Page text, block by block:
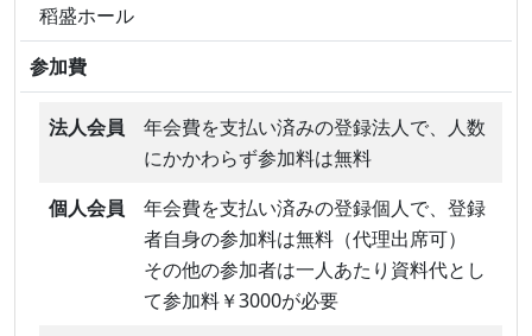
稻盛ホール
参加費
法人会員
年会費を支払い済みの登録法人で、人数
にかかわらず参加料は無料
個人会員
年会費を支払い済みの登録個人で、登録
者自身の参加料は無料（代理出席可）
その他の参加者は一人あたり資料代とし
て参加料￥3000が必要